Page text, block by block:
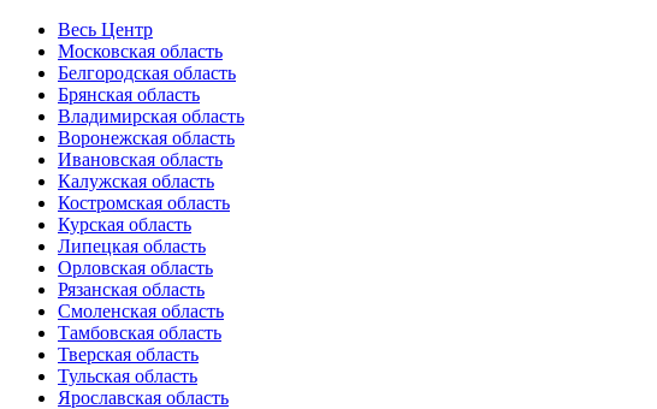
Весь Центр
Московская область
Белгородская область
Брянская область
Владимирская область
Воронежская область
Ивановская область
Калужская область
Костромская область
Курская область
Липецкая область
Орловская область
Рязанская область
Смоленская область
Тамбовская область
Тверская область
Тульская область
Ярославская область